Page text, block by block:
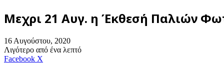
Μεχρι 21 Αυγ. η Έκθεσή Παλιών
16 Αυγούστου, 2020
Λιγότερο από ένα λεπτό
Facebook X